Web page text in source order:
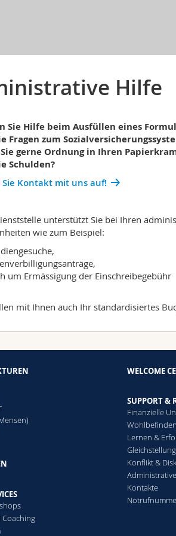
Hilfe
Sie Hilfe beim Ausfüllen eines
Fragen zum
gerne Ordnung in Ihren
Schulden?
Kontakt mit uns auf!
unterstützt Sie bei Ihren
wie zum Beispiel:
um Ermässigung der Einschreibegebühr
mit Ihnen auch Ihr standardisiertes
WELCOME
SUPPORT &
Finanzielle
Lernen &
Konflikt &
Kontakte